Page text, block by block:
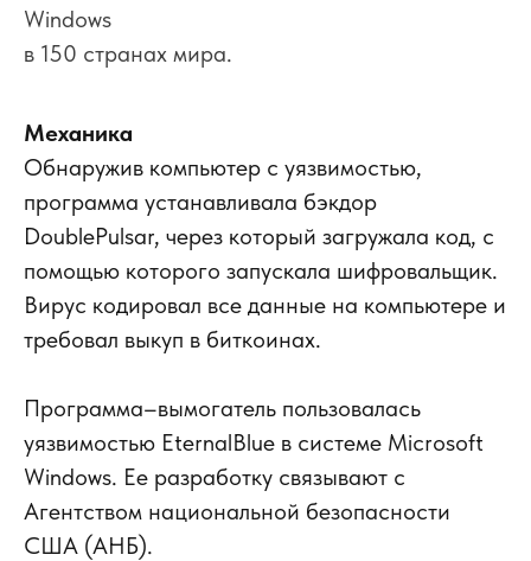
Windows
в 150 странах мира.
Механика
Обнаружив компьютер с уязвимостью,
программа устанавливала бэкдор
DoublePulsar, через который загружала код, с
помощью которого запускала шифровальщик.
Вирус кодировал все данные на компьютере и
требовал выкуп в биткоинах.
Программа–вымогатель пользовалась
уязвимостью EternalBlue в системе Microsoft
Windows. Ее разработку связывают с
Агентством национальной безопасности
США (АНБ).